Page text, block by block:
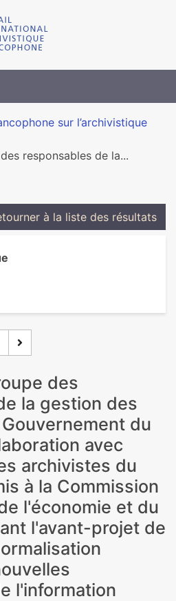
sur l’archivistique
responsables de la...
à la liste des résultats
des
la gestion des
du
avec
archivistes du
à la Commission
l'économie et du
l'avant-projet de
l'information